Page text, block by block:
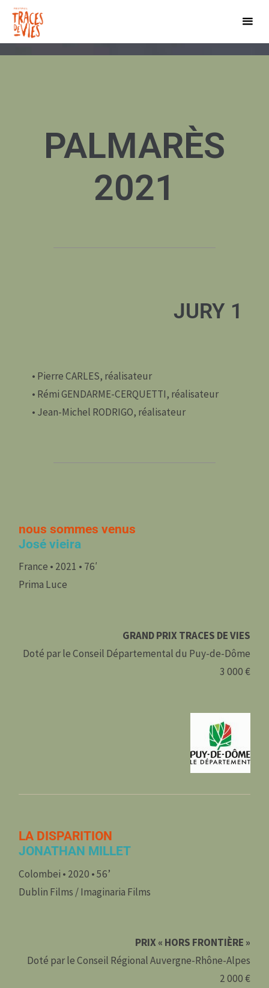
PALMARÈS
2021
JURY 1
• Pierre CARLES, réalisateur
• Rémi GENDARME-CERQUETTI, réalisateur
• Jean-Michel RODRIGO, réalisateur
nous sommes venus
José vieira
France • 2021 • 76′
Prima Luce
GRAND PRIX TRACES DE VIES
Doté par le Conseil Départemental du Puy-de-Dôme
3 000 €
LA DISPARITION
JONATHAN MILLET
Colombei • 2020 • 56’
Dublin Films / Imaginaria Films
PRIX « HORS FRONTIÈRE »
Doté par le Conseil Régional Auvergne-Rhône-Alpes
2 000 €